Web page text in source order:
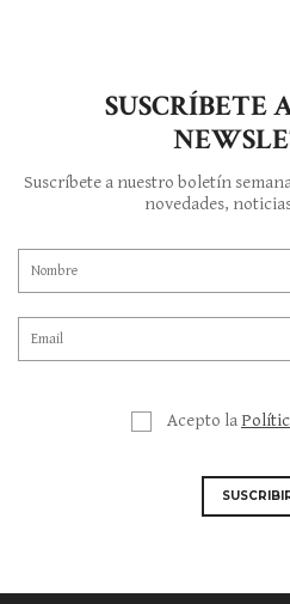
SUSCRÍBETE
Suscríbete a nuestro boletín
novedades,
Acepto la